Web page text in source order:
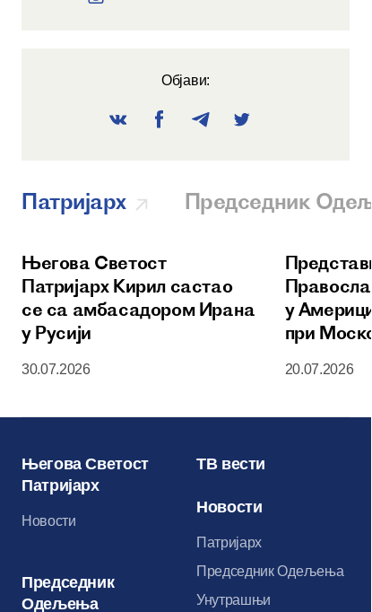
Објави:
Патријарх Председник
Његова Светост
Патријарх Кирил састао
се са амбасадором Ирана
у Русији
30.07.2026
у Америци
при
уручен
20.07.2026
Његова Светост
Патријарх
Новости
Председник
Одељења
ТВ вести
Новости
Патријарх
Председник Одељења
Унутрашњи